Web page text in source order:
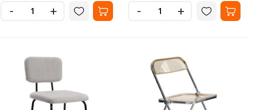
- + - +